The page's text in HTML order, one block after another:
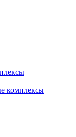
комплексы